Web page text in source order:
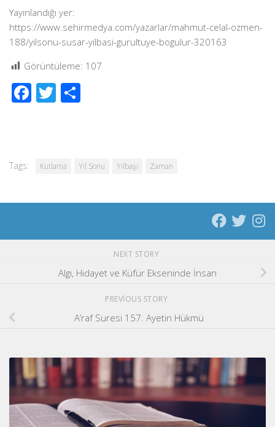
Yayınlandığı yer:
https://www.sehirmedya.com/yazarlar/mahmut-celal-ozmen-
188/yilsonu-susar-yilbasi-gurultuye-bogulur-320163
Görüntüleme: 107
Facebook
Twitter
Tags: Kutlama Yıl Sonu Yılbaşı Zaman
NEXT STORY
Algı, Hidayet ve Küfür Ekseninde İnsan
PREVIOUS STORY
A’raf Suresi 157. Ayetin Hükmü